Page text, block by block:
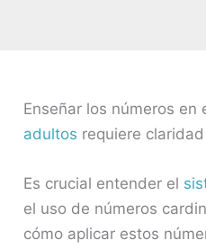
Enseñar los números en
adultos requiere
Es crucial entender el
el uso de números
cómo aplicar estos